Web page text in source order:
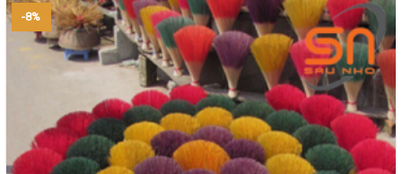
-8%